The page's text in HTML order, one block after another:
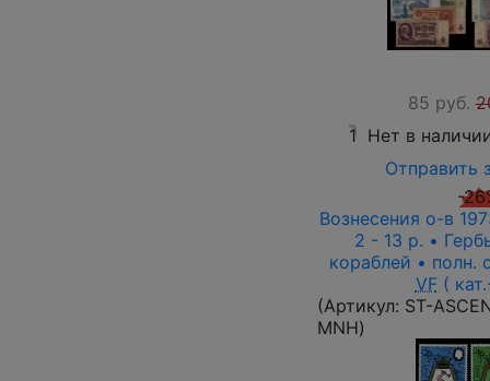
85 руб.
1 Нет в
Отправить
-
Вознесения о-в
2 - 13 p. •
кораблей • полн.
VF(
(Артикул: ST-
MNH)